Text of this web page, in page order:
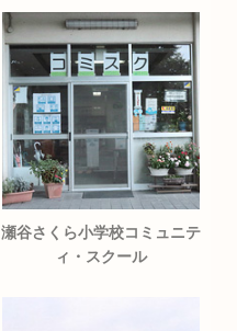
瀬谷さくら小学校コミュニテ
ィ・スクール